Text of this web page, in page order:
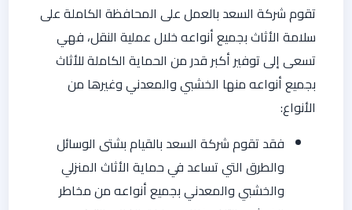
تقوم شركة السعد بالعمل على المحافظة الكاملة على
سلامة الأثاث بجميع أنواعه خلال عملية النقل، فهي
تسعى إلى توفير أكبر قدر من الحماية الكاملة للأثاث
بجميع أنواعه منها الخشبي والمعدني وغيرها من
الأنواع:
فقد تقوم شركة السعد بالقيام بشتى الوسائل
والطرق التي تساعد في حماية الأثاث المنزلي
والخشبي والمعدني بجميع أنواعه من مخاطر